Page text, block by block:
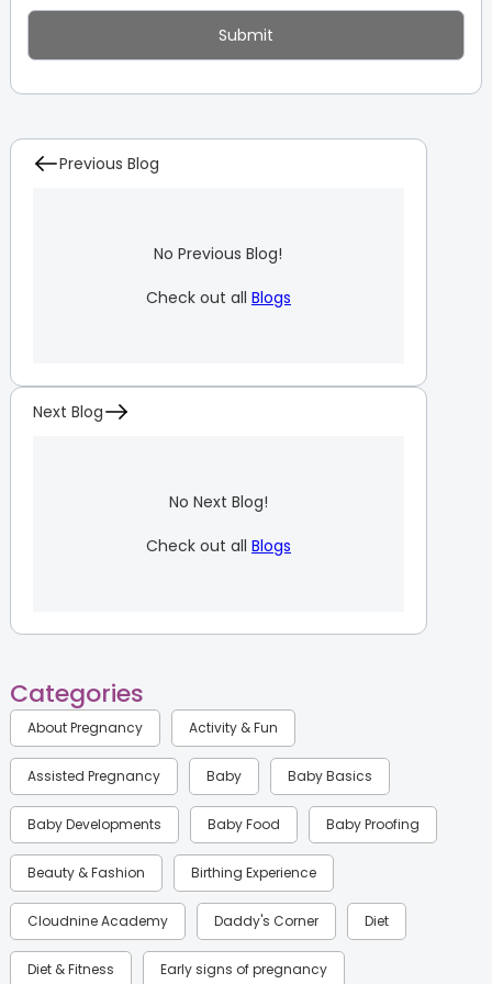
Previous Blog
No Previous Blog!
Check out all Blogs
Next Blog
No Next Blog!
Check out all Blogs
Categories
About Pregnancy Activity & Fun
Assisted Pregnancy Baby Baby Basics
Baby Developments Baby Food Baby Proofing
Beauty & Fashion Birthing Experience
Cloudnine Academy Daddy's Corner Diet
Diet & Fitness Early signs of pregnancy